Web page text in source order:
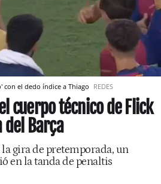
con el dedo índice a Thiago REDES
cuerpo técnico de Flick
Barça
gira de pretemporada, un
en la tanda de penaltis